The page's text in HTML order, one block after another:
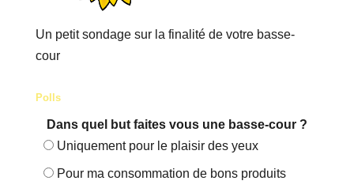
Un petit sondage sur la finalité de votre basse-
cour
Polls
Dans quel but faites vous une basse-cour ?
Uniquement pour le plaisir des yeux
Pour ma consommation de bons produits